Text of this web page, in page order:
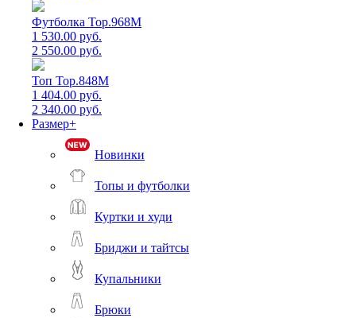
Футболка Top.968M
1 530.00 руб.
2 550.00 руб.
Топ Top.848M
1 404.00 руб.
2 340.00 руб.
Размер+
Новинки
Топы и футболки
Куртки и худи
Бриджи и тайтсы
Купальники
Брюки